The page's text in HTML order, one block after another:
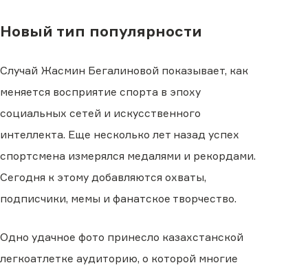
Новый тип популярности
Случай Жасмин Бегалиновой показывает, как
меняется восприятие спорта в эпоху
социальных сетей и искусственного
интеллекта. Еще несколько лет назад успех
спортсмена измерялся медалями и рекордами.
Сегодня к этому добавляются охваты,
подписчики, мемы и фанатское творчество.
Одно удачное фото принесло казахстанской
легкоатлетке аудиторию, о которой многие